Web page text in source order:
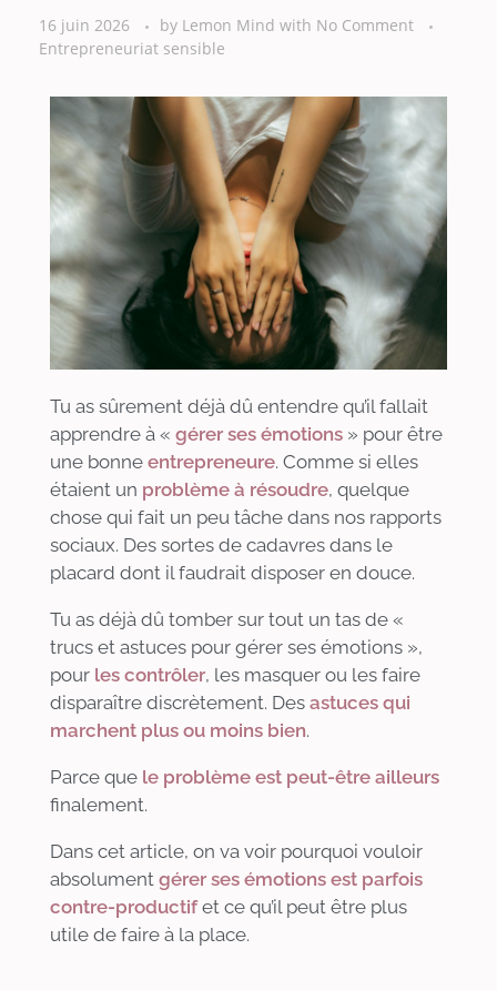
16 juin 2026 by Lemon Mind with No Comment
Entrepreneuriat sensible
Tu as sûrement déjà dû entendre qu’il fallait
apprendre à « gérer ses émotions » pour être
une bonne entrepreneure. Comme si elles
étaient un problème à résoudre, quelque
chose qui fait un peu tâche dans nos rapports
sociaux. Des sortes de cadavres dans le
placard dont il faudrait disposer en douce.
Tu as déjà dû tomber sur tout un tas de «
trucs et astuces pour gérer ses émotions »,
pour les contrôler, les masquer ou les faire
disparaître discrètement. Des astuces qui
marchent plus ou moins bien.
Parce que le problème est peut-être ailleurs
finalement.
Dans cet article, on va voir pourquoi vouloir
absolument gérer ses émotions est parfois
contre-productifet ce qu’il peut être plus
utile de faire à la place.